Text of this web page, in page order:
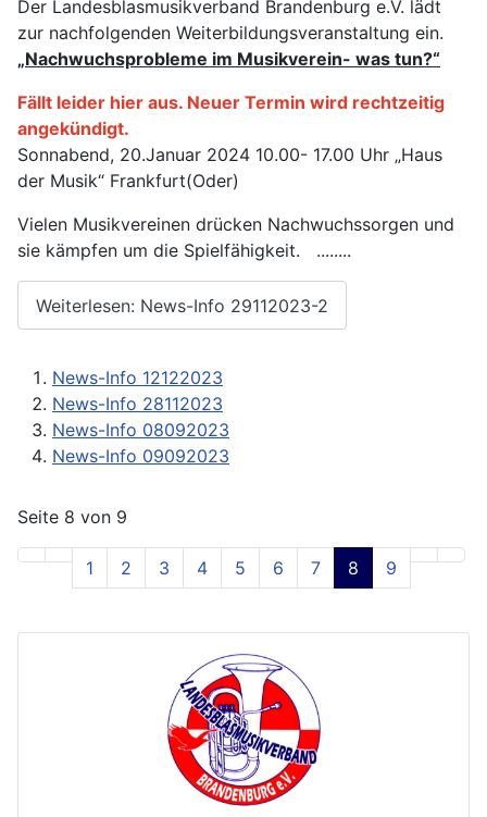
Der Landesblasmusikverband Brandenburg e.V. lädt
zur nachfolgenden Weiterbildungsveranstaltung ein.
„Nachwuchsprobleme im Musikverein- was tun?“
Fällt leider hier aus. Neuer Termin wird rechtzeitig
angekündigt.
Sonnabend, 20.Januar 2024 10.00- 17.00 Uhr „Haus
der Musik“ Frankfurt(Oder)
Vielen Musikvereinen drücken Nachwuchssorgen und
sie kämpfen um die Spielfähigkeit. ........
Weiterlesen: News-Info 29112023-2
News-Info 12122023
News-Info 28112023
News-Info 08092023
News-Info 09092023
Seite 8 von 9
1 2 3 4 5 6 7 8 9